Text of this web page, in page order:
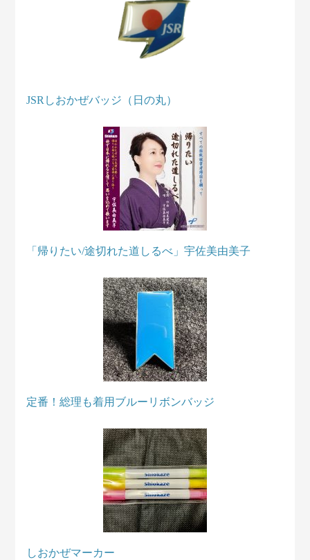
JSRしおかぜバッジ（日の丸）
「帰りたい/途切れた道しるべ」宇佐美由美子
定番！総理も着用ブルーリボンバッジ
しおかぜマーカー